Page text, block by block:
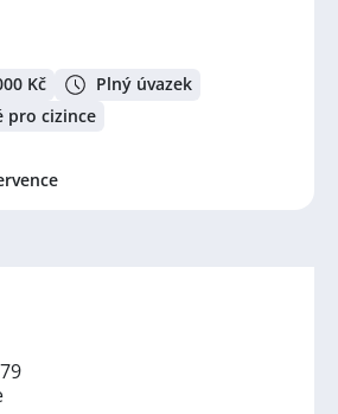
Kč
Plný úvazek
pro cizince